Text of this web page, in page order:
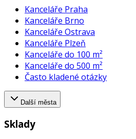
Kanceláře Praha
Kanceláře Brno
Kanceláře Ostrava
Kanceláře Plzeň
Kanceláře do 100 m²
Kanceláře do 500 m²
Často kladené otázky
Další města
Sklady